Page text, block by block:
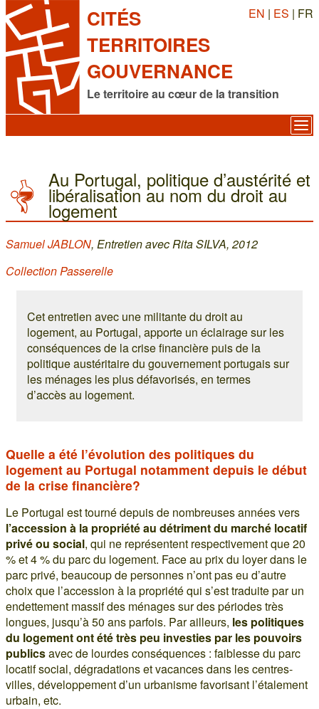
CITÉS
TERRITOIRES
GOUVERNANCE
Le territoire au cœur de la transition
EN | ES | FR
Au Portugal, politique d’austérité et
libéralisation au nom du droit au
logement
Samuel JABLON, Entretien avec Rita SILVA, 2012
Collection Passerelle
Cet entretien avec une militante du droit au
logement, au Portugal, apporte un éclairage sur les
conséquences de la crise financière puis de la
politique austéritaire du gouvernement portugais sur
les ménages les plus défavorisés, en termes
d’accès au logement.
Quelle a été l’évolution des politiques du
logement au Portugal notamment depuis le début
de la crise financière?
Le Portugal est tourné depuis de nombreuses années vers
l’accession à la propriété au détriment du marché locatif
privé ou social, qui ne représentent respectivement que 20
% et 4 % du parc du logement. Face au prix du loyer dans le
parc privé, beaucoup de personnes n’ont pas eu d’autre
choix que l’accession à la propriété qui s’est traduite par un
endettement massif des ménages sur des périodes très
longues, jusqu’à 50 ans parfois. Par ailleurs, les politiques
du logement ont été très peu investies par les pouvoirs
publicsavec de lourdes conséquences : faiblesse du parc
locatif social, dégradations et vacances dans les centres-
villes, développement d’un urbanisme favorisant l’étalement
urbain, etc.